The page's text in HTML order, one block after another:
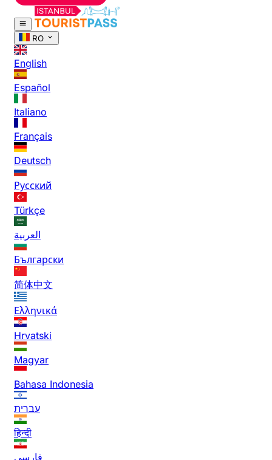
RO
English
Español
Italiano
Français
Deutsch
Русский
Türkçe
العربية
Български
简体中文
Ελληνικά
Hrvatski
Magyar
Bahasa Indonesia
עברית
हिन्दी
فارسی